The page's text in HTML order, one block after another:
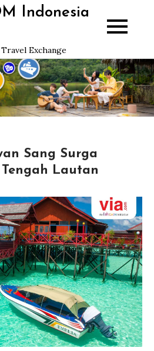
Indonesia
Exchange
Sang Surga
Lautan